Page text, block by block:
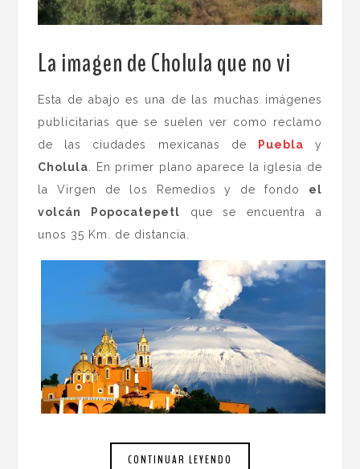
La imagen de Cholula que no vi
Esta de abajo es una de las muchas imágenes
publicitarias que se suelen ver como reclamo
de las ciudades mexicanas de
Puebla y
Cholula . En primer plano aparece la iglesia de
la Virgen de los Remedios y de fondo el
volcán Popocatepetl que se encuentra a
unos 35 Km. de distancia.
CONTINUAR LEYENDO